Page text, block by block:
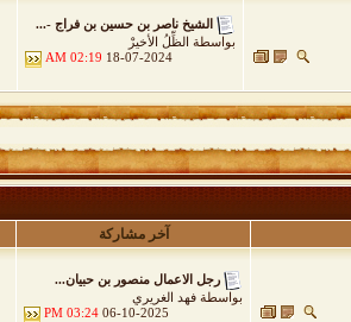
الشيخ ناصر بن حسين بن فراج -...
بواسطة الظِّلُ الأخيرْ
18-07-2024
02:19 AM
آخر مشاركة
رجل الاعمال منصور بن حبيان...
بواسطة فهد الغريري
06-10-2025
03:24 PM